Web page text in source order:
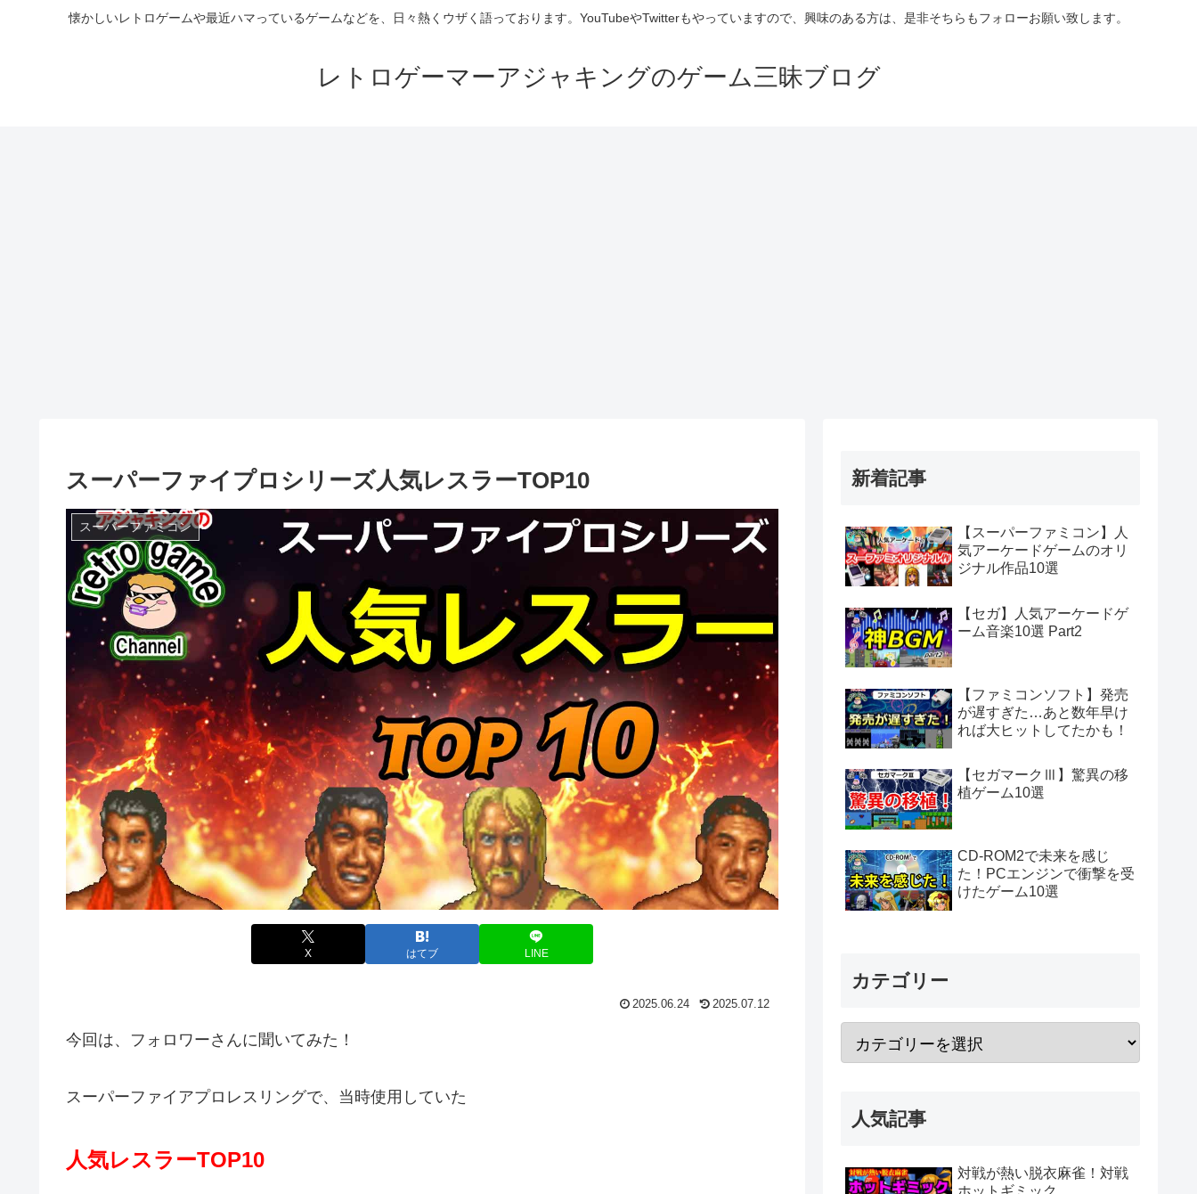
懐かしいレトロゲームや最近ハマっているゲームなどを、日々熱くウザく語っております。YouTubeやTwitterもやっていますので、興味のある方は、是非そちらもフォローお願い致します。
レトロゲーマーアジャキングのゲーム三昧ブログ
スーパーファイプロシリーズ人気レスラーTOP10
スーパーファミコン
X はてブ LINE
2025.06.24 2025.07.12
今回は、フォロワーさんに聞いてみた！
スーパーファイアプロレスリングで、当時使用していた
人気レスラーTOP10
新着記事
【スーパーファミコン】人
気アーケードゲームのオリ
ジナル作品10選
【セガ】人気アーケードゲ
ーム音楽10選 Part2
【ファミコンソフト】発売
が遅すぎた…あと数年早け
れば大ヒットしてたかも！
【セガマークⅢ】驚異の移
植ゲーム10選
CD-ROM2で未来を感じ
た！PCエンジンで衝撃を受
けたゲーム10選
カテゴリー
人気記事
対戦が熱い脱衣麻雀！対戦
ホットギミック